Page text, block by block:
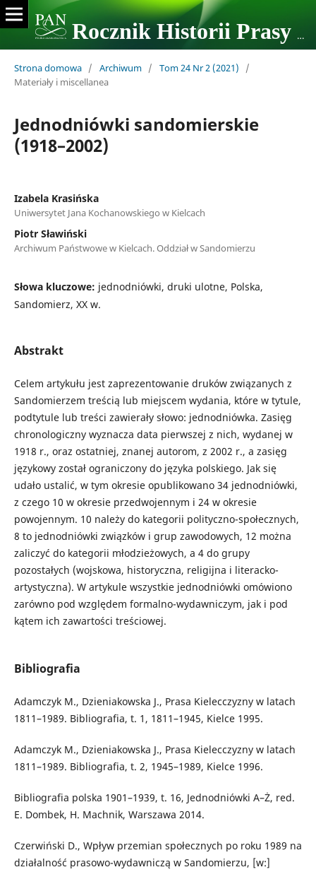
Rocznik Historii Prasy Polskiej
Strona domowa / Archiwum / Tom 24 Nr 2 (2021)
/
Materiały i miscellanea
Jednodniówki sandomierskie
(1918–2002)
Izabela Krasińska
Uniwersytet Jana Kochanowskiego w Kielcach
Piotr Sławiński
Archiwum Państwowe w Kielcach. Oddział w Sandomierzu
Słowa kluczowe: jednodniówki, druki ulotne, Polska,
Sandomierz, XX w.
Abstrakt
Celem artykułu jest zaprezentowanie druków związanych z
Sandomierzem treścią lub miejscem wydania, które w tytule,
podtytule lub treści zawierały słowo: jednodniówka. Zasięg
chronologiczny wyznacza data pierwszej z nich, wydanej w
1918 r., oraz ostatniej, znanej autorom, z 2002 r., a zasięg
językowy został ograniczony do języka polskiego. Jak się
udało ustalić, w tym okresie opublikowano 34 jednodniówki,
z czego 10 w okresie przedwojennym i 24 w okresie
powojennym. 10 należy do kategorii polityczno-społecznych,
8 to jednodniówki związków i grup zawodowych, 12 można
zaliczyć do kategorii młodzieżowych, a 4 do grupy
pozostałych (wojskowa, historyczna, religijna i literacko-
artystyczna). W artykule wszystkie jednodniówki omówiono
zarówno pod względem formalno-wydawniczym, jak i pod
kątem ich zawartości treściowej.
Bibliografia
Adamczyk M., Dzieniakowska J., Prasa Kielecczyzny w latach
1811–1989. Bibliografia, t. 1, 1811–1945, Kielce 1995.
Adamczyk M., Dzieniakowska J., Prasa Kielecczyzny w latach
1811–1989. Bibliografia, t. 2, 1945–1989, Kielce 1996.
Bibliografia polska 1901–1939, t. 16, Jednodniówki A–Ż, red.
E. Dombek, H. Machnik, Warszawa 2014.
Czerwiński D., Wpływ przemian społecznych po roku 1989 na
działalność prasowo-wydawniczą w Sandomierzu, [w:]